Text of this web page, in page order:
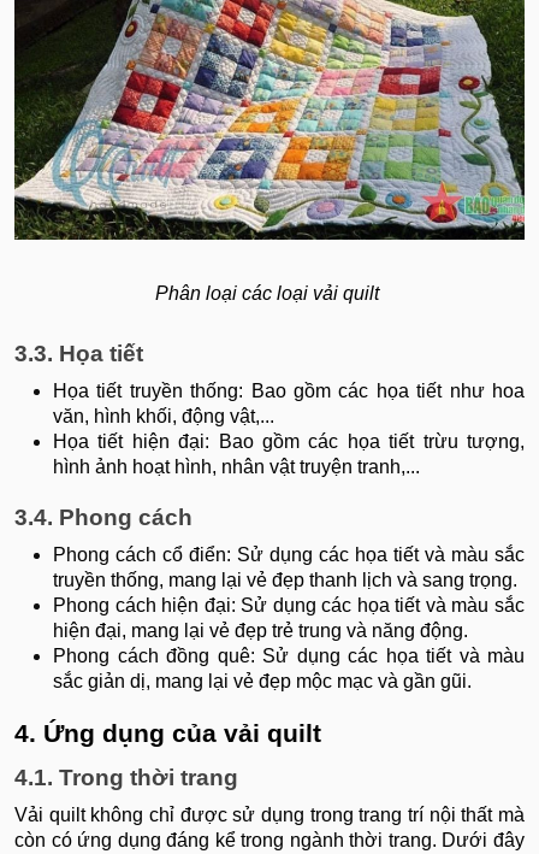
​​​​​​​Phân loại các loại vải quilt
3.3. Họa tiết
Họa tiết truyền thống: Bao gồm các họa tiết như hoa
văn, hình khối, động vật,...
Họa tiết hiện đại: Bao gồm các họa tiết trừu tượng,
hình ảnh hoạt hình, nhân vật truyện tranh,...
3.4. Phong cách
Phong cách cổ điển: Sử dụng các họa tiết và màu sắc
truyền thống, mang lại vẻ đẹp thanh lịch và sang trọng.
Phong cách hiện đại: Sử dụng các họa tiết và màu sắc
hiện đại, mang lại vẻ đẹp trẻ trung và năng động.
Phong cách đồng quê: Sử dụng các họa tiết và màu
sắc giản dị, mang lại vẻ đẹp mộc mạc và gần gũi.
4. Ứng dụng của vải quilt
4.1. Trong thời trang
Vải quilt không chỉ được sử dụng trong trang trí nội thất mà
còn có ứng dụng đáng kể trong ngành thời trang. Dưới đây